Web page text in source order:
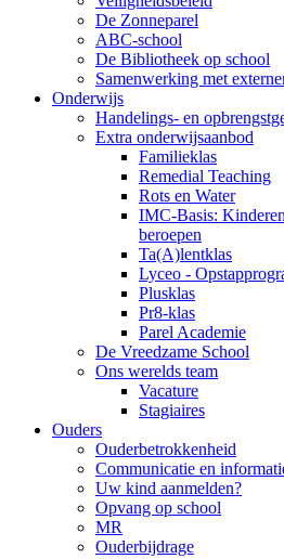
De Zonneparel
ABC-school
De Bibliotheek op school
Samenwerking met
Onderwijs
Handelings- en
Extra onderwijsaanbod
Familieklas
Remedial Teaching
Rots en Water
IMC-Basis:
beroepen
Ta(A)lentklas
Lyceo -
Plusklas
Pr8-klas
Parel Academie
De Vreedzame School
Ons werelds team
Vacature
Stagiaires
Ouders
Ouderbetrokkenheid
Communicatie en
Uw kind aanmelden?
Opvang op school
MR
Ouderbijdrage